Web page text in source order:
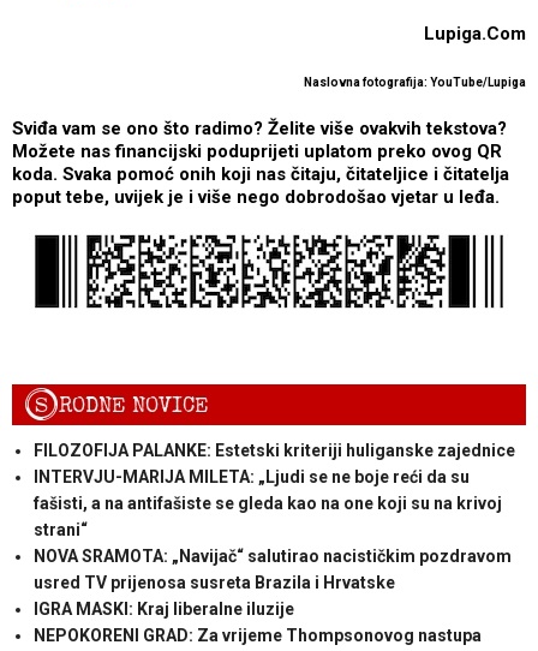
Lupiga.Com
Naslovna fotografija: YouTube/Lupiga
Sviđa vam se ono što radimo? Želite više ovakvih tekstova?
Možete nas financijski poduprijeti uplatom preko ovog QR
koda. Svaka pomoć onih koji nas čitaju, čitateljice i čitatelja
poput tebe, uvijek je i više nego dobrodošao vjetar u leđa.
SRODNE NOVICE
FILOZOFIJA PALANKE: Estetski kriteriji huliganske zajednice
INTERVJU-MARIJA MILETA: „Ljudi se ne boje reći da su
fašisti, a na antifašiste se gleda kao na one koji su na krivoj
strani“
NOVA SRAMOTA: „Navijač“ salutirao nacističkim pozdravom
usred TV prijenosa susreta Brazila i Hrvatske
IGRA MASKI: Kraj liberalne iluzije
NEPOKORENI GRAD: Za vrijeme Thompsonovog nastupa